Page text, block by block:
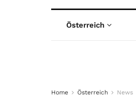
Österreich
Home Österreich News